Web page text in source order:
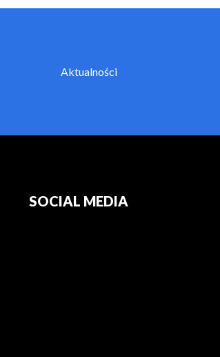
Aktualności
SOCIAL MEDIA